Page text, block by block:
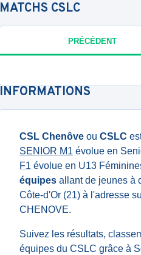
MATCHS CSLC
PRÉCÉDENT
INFORMATIONS
CSL Chenôve ou CSLC
SENIOR M1 évolue en
F1 évolue en U13
équipes allant de jeunes à
Côte-d'Or (21) à l'adresse
CHENOVE.
Suivez les résultats,
équipes du CSLC grâce à